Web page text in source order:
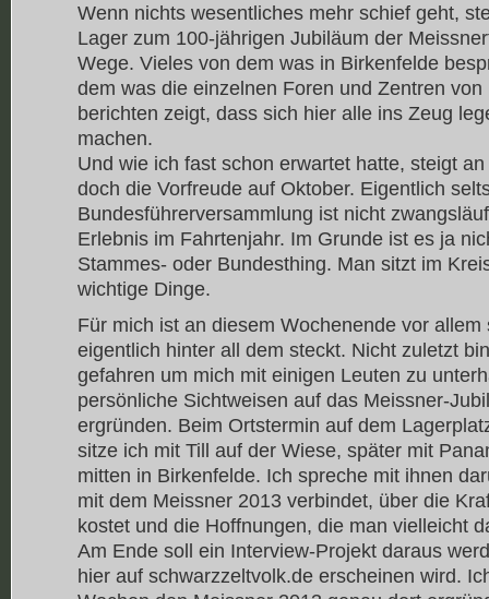
Wenn nichts wesentliches mehr schief geht,
Lager zum 100-jährigen Jubiläum der
Wege. Vieles von dem was in Birkenfelde
dem was die einzelnen Foren und Zentren
berichten zeigt, dass sich hier alle ins Zeug
machen.
Und wie ich fast schon erwartet hatte, steigt
doch die Vorfreude auf Oktober. Eigentlich
Bundesführerversammlung ist nicht
Erlebnis im Fahrtenjahr. Im Grunde ist es ja
Stammes- oder Bundesthing. Man sitzt im
wichtige Dinge.
Für mich ist an diesem Wochenende vor
eigentlich hinter all dem steckt. Nicht zuletzt
gefahren um mich mit einigen Leuten zu
persönliche Sichtweisen auf das Meissner-
ergründen. Beim Ortstermin auf dem
sitze ich mit Till auf der Wiese, später mit
mitten in Birkenfelde. Ich spreche mit ihnen
mit dem Meissner 2013 verbindet, über die
kostet und die Hoffnungen, die man vielleicht
Am Ende soll ein Interview-Projekt daraus
hier auf schwarzzeltvolk.de erscheinen wird.